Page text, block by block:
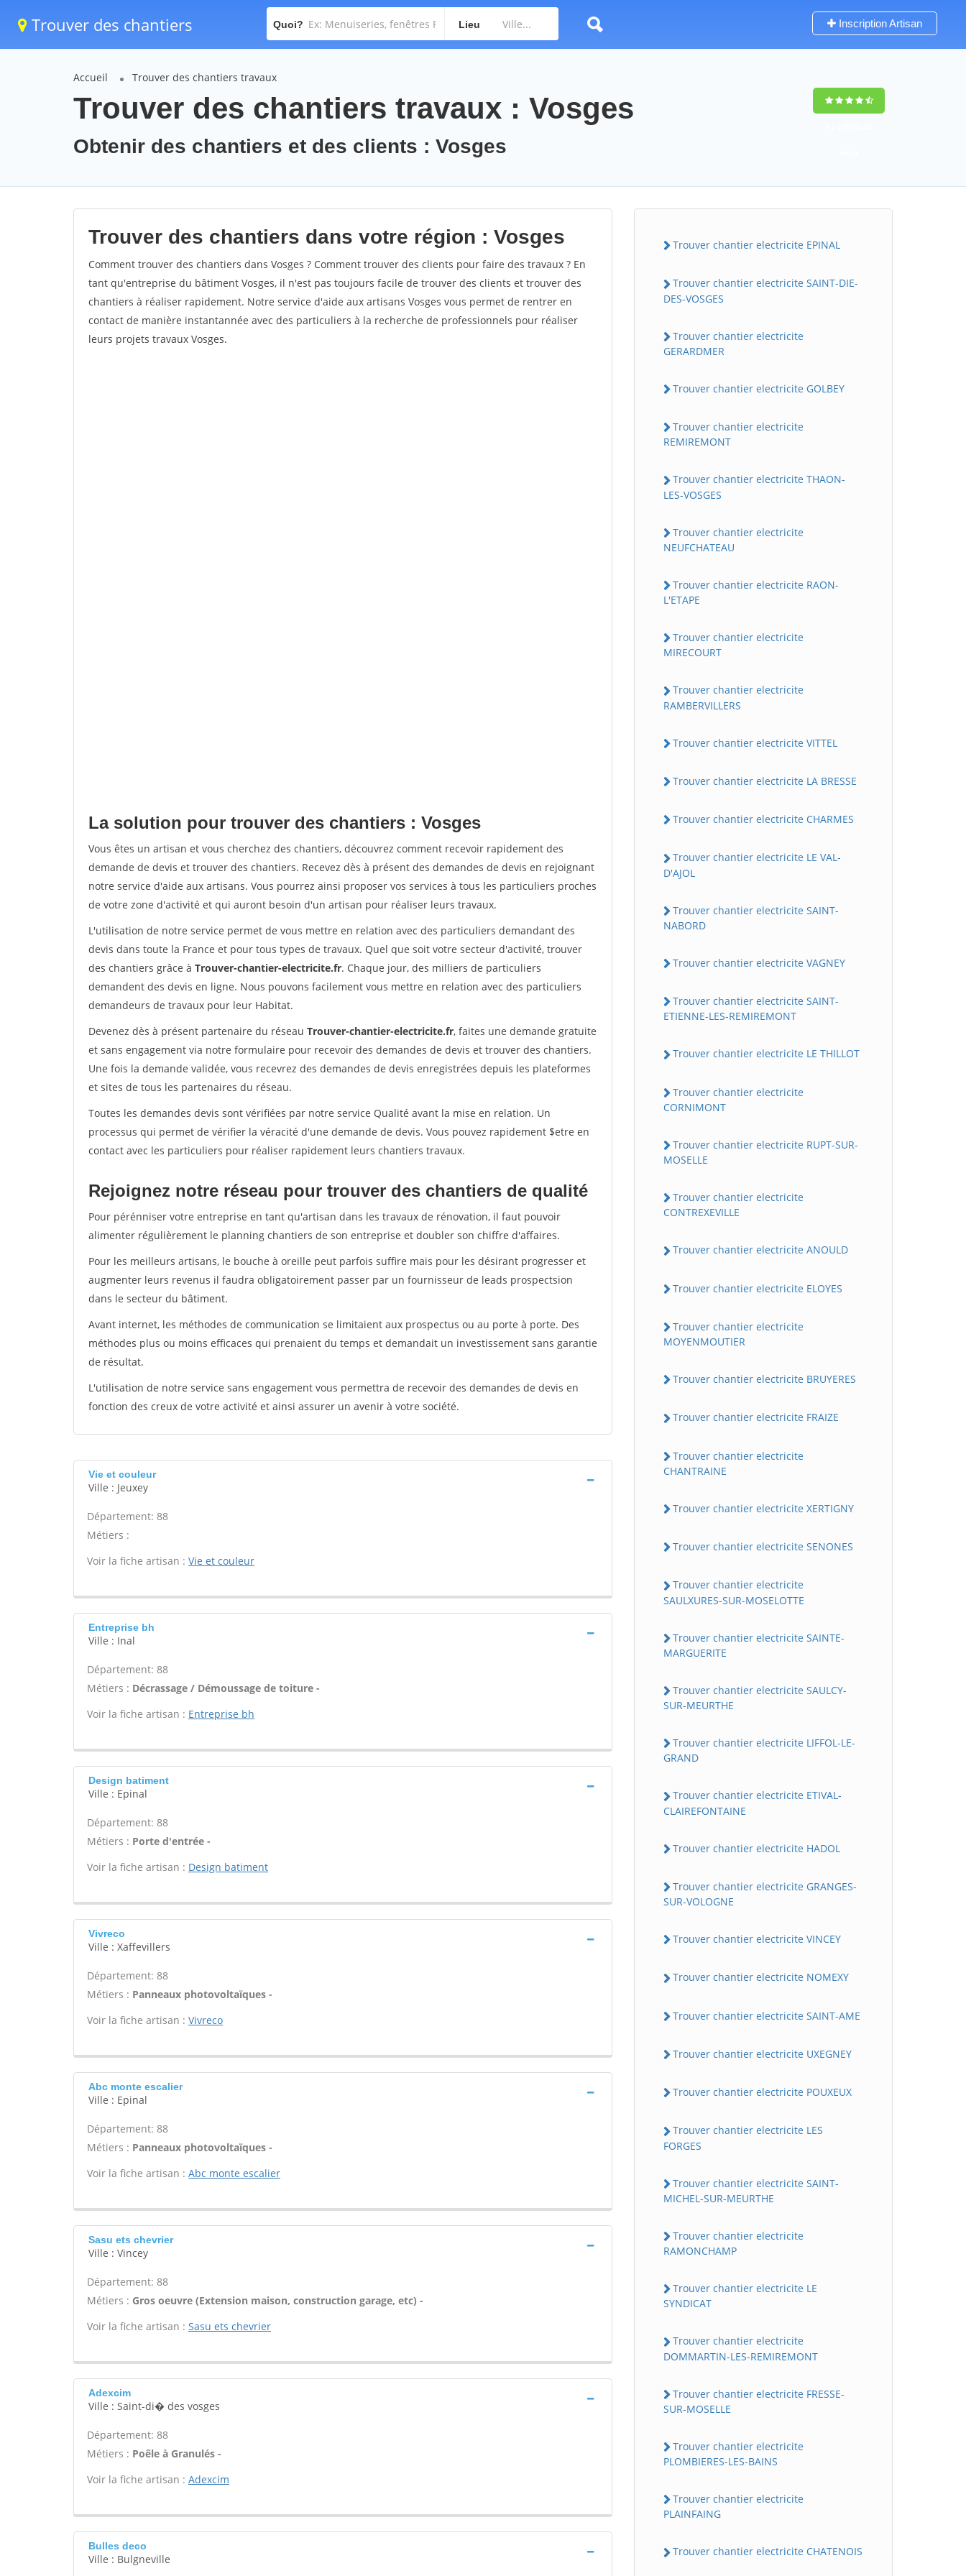
Trouver des chantiers Quoi? Lieu Inscription Artisan
Accueil Trouver des chantiers travaux
Trouver des chantiers travaux : Vosges
Obtenir des chantiers et des clients : Vosges
Trouver des chantiers dans votre région : Vosges
Comment trouver des chantiers dans Vosges ? Comment trouver des clients pour faire des travaux ? En
tant qu'entreprise du bâtiment Vosges, il n'est pas toujours facile de trouver des clients et trouver des
chantiers à réaliser rapidement. Notre service d'aide aux artisans Vosges vous permet de rentrer en
contact de manière instantannée avec des particuliers à la recherche de professionnels pour réaliser
leurs projets travaux Vosges.
La solution pour trouver des chantiers : Vosges
Vous êtes un artisan et vous cherchez des chantiers, découvrez comment recevoir rapidement des
demande de devis et trouver des chantiers. Recevez dès à présent des demandes de devis en rejoignant
notre service d'aide aux artisans. Vous pourrez ainsi proposer vos services à tous les particuliers proches
de votre zone d'activité et qui auront besoin d'un artisan pour réaliser leurs travaux.
L'utilisation de notre service permet de vous mettre en relation avec des particuliers demandant des
devis dans toute la France et pour tous types de travaux. Quel que soit votre secteur d'activité, trouver
des chantiers grâce à Trouver-chantier-electricite.fr. Chaque jour, des milliers de particuliers
demandent des devis en ligne. Nous pouvons facilement vous mettre en relation avec des particuliers
demandeurs de travaux pour leur Habitat.
Devenez dès à présent partenaire du réseau Trouver-chantier-electricite.fr, faites une demande gratuite
et sans engagement via notre formulaire pour recevoir des demandes de devis et trouver des chantiers.
Une fois la demande validée, vous recevrez des demandes de devis enregistrées depuis les plateformes
et sites de tous les partenaires du réseau.
Toutes les demandes devis sont vérifiées par notre service Qualité avant la mise en relation. Un
processus qui permet de vérifier la véracité d'une demande de devis. Vous pouvez rapidement $etre en
contact avec les particuliers pour réaliser rapidement leurs chantiers travaux.
Rejoignez notre réseau pour trouver des chantiers de qualité
Pour pérénniser votre entreprise en tant qu'artisan dans les travaux de rénovation, il faut pouvoir
alimenter régulièrement le planning chantiers de son entreprise et doubler son chiffre d'affaires.
Pour les meilleurs artisans, le bouche à oreille peut parfois suffire mais pour les désirant progresser et
augmenter leurs revenus il faudra obligatoirement passer par un fournisseur de leads prospectsion
dans le secteur du bâtiment.
Avant internet, les méthodes de communication se limitaient aux prospectus ou au porte à porte. Des
méthodes plus ou moins efficaces qui prenaient du temps et demandait un investissement sans garantie
de résultat.
L'utilisation de notre service sans engagement vous permettra de recevoir des demandes de devis en
fonction des creux de votre activité et ainsi assurer un avenir à votre société.
Vie et couleur
Ville : Jeuxey
Département: 88
Métiers :
Voir la fiche artisan : Vie et couleur
Entreprise bh
Ville : Inal
Département: 88
Métiers : Décrassage / Démoussage de toiture -
Voir la fiche artisan : Entreprise bh
Design batiment
Ville : Epinal
Département: 88
Métiers : Porte d'entrée -
Voir la fiche artisan : Design batiment
Vivreco
Ville : Xaffevillers
Département: 88
Métiers : Panneaux photovoltaïques -
Voir la fiche artisan : Vivreco
Abc monte escalier
Ville : Epinal
Département: 88
Métiers : Panneaux photovoltaïques -
Voir la fiche artisan : Abc monte escalier
Sasu ets chevrier
Ville : Vincey
Département: 88
Métiers : Gros oeuvre (Extension maison, construction garage, etc) -
Voir la fiche artisan : Sasu ets chevrier
Adexcim
Ville : Saint-di� des vosges
Département: 88
Métiers : Poêle à Granulés -
Voir la fiche artisan : Adexcim
Bulles deco
Ville : Bulgneville
Trouver chantier electricite EPINAL
Trouver chantier electricite SAINT-DIE-
DES-VOSGES
Trouver chantier electricite
GERARDMER
Trouver chantier electricite GOLBEY
Trouver chantier electricite
REMIREMONT
Trouver chantier electricite THAON-
LES-VOSGES
Trouver chantier electricite
NEUFCHATEAU
Trouver chantier electricite RAON-
L'ETAPE
Trouver chantier electricite
MIRECOURT
Trouver chantier electricite
RAMBERVILLERS
Trouver chantier electricite VITTEL
Trouver chantier electricite LA BRESSE
Trouver chantier electricite CHARMES
Trouver chantier electricite LE VAL-
D'AJOL
Trouver chantier electricite SAINT-
NABORD
Trouver chantier electricite VAGNEY
Trouver chantier electricite SAINT-
ETIENNE-LES-REMIREMONT
Trouver chantier electricite LE THILLOT
Trouver chantier electricite
CORNIMONT
Trouver chantier electricite RUPT-SUR-
MOSELLE
Trouver chantier electricite
CONTREXEVILLE
Trouver chantier electricite ANOULD
Trouver chantier electricite ELOYES
Trouver chantier electricite
MOYENMOUTIER
Trouver chantier electricite BRUYERES
Trouver chantier electricite FRAIZE
Trouver chantier electricite
CHANTRAINE
Trouver chantier electricite XERTIGNY
Trouver chantier electricite SENONES
Trouver chantier electricite
SAULXURES-SUR-MOSELOTTE
Trouver chantier electricite SAINTE-
MARGUERITE
Trouver chantier electricite SAULCY-
SUR-MEURTHE
Trouver chantier electricite LIFFOL-LE-
GRAND
Trouver chantier electricite ETIVAL-
CLAIREFONTAINE
Trouver chantier electricite HADOL
Trouver chantier electricite GRANGES-
SUR-VOLOGNE
Trouver chantier electricite VINCEY
Trouver chantier electricite NOMEXY
Trouver chantier electricite SAINT-AME
Trouver chantier electricite UXEGNEY
Trouver chantier electricite POUXEUX
Trouver chantier electricite LES
FORGES
Trouver chantier electricite SAINT-
MICHEL-SUR-MEURTHE
Trouver chantier electricite
RAMONCHAMP
Trouver chantier electricite LE
SYNDICAT
Trouver chantier electricite
DOMMARTIN-LES-REMIREMONT
Trouver chantier electricite FRESSE-
SUR-MOSELLE
Trouver chantier electricite
PLOMBIERES-LES-BAINS
Trouver chantier electricite
PLAINFAING
Trouver chantier electricite CHATENOIS